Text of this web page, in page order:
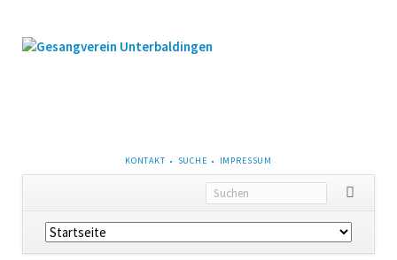
NAVIGATION
ÜBERSPRINGEN
KONTAKT SUCHE IMPRESSUM
Navigation
überspringen